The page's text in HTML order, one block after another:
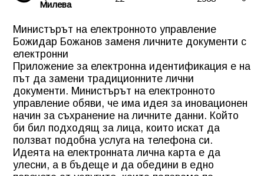
Милева
Министърът на електронното управление
Божидар Божанов заменя личните документи с
електронни
Приложение за електронна идентификация е на
път да замени традиционните лични
документи. Министърът на електронното
управление обяви, че има идея за иновационен
начин за съхранение на личните данни. Който
би бил подходящ за лица, които искат да
ползват подобна услуга на телефона си.
Идеята на електронната лична карта е да
улесни, а в бъдеще и да обедини в едно